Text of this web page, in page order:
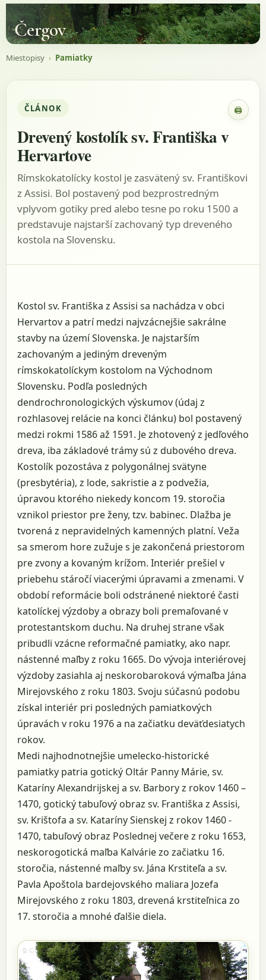
Čergov
Miestopisy › Pamiatky
ČLÁNOK 🖨
Drevený kostolík sv. Františka v
Hervartove
Rímskokatolícky kostol je zasvätený sv. Františkovi
z Assisi. Bol postavený pod bezprostredným
vplyvom gotiky pred alebo tesne po roku 1500 a
predstavuje najstarší zachovaný typ dreveného
kostola na Slovensku.
Kostol sv. Františka z Assisi sa nachádza v obci
Hervartov a patrí medzi najvzácnejšie sakrálne
stavby na území Slovenska. Je najstarším
zachovaným a jediným dreveným
rímskokatolíckym kostolom na Východnom
Slovensku. Podľa posledných
dendrochronologických výskumov (údaj z
rozhlasovej relácie na konci článku) bol postavený
medzi rokmi 1586 až 1591. Je zhotovený z jedľového
dreva, iba základové trámy sú z dubového dreva.
Kostolík pozostáva z polygonálnej svätyne
(presbytéria), z lode, sakristie a z podvežia,
úpravou ktorého niekedy koncom 19. storočia
vznikol priestor pre ženy, tzv. babinec. Dlažba je
tvorená z nepravidelných kamenných platní. Veža
sa smerom hore zužuje s je zakončená priestorom
pre zvony a kovaným krížom. Interiér prešiel v
priebehu stáročí viacerými úpravami a zmenami. V
období reformácie boli odstránené niektoré časti
katolíckej výzdoby a obrazy boli premaľované v
protestantskom duchu. Na druhej strane však
pribudli vzácne reformačné pamiatky, ako napr.
nástenné maľby z roku 1665. Do vývoja interiérovej
výzdoby zasiahla aj neskorobaroková výmaľba Jána
Mirejovského z roku 1803. Svoju súčasnú podobu
získal interiér pri posledných pamiatkových
úpravách v roku 1976 a na začiatku deväťdesiatych
rokov.
Medi najhodnotnejšie umelecko-historické
pamiatky patria gotický Oltár Panny Márie, sv.
Kataríny Alexandrijskej a sv. Barbory z rokov 1460 –
1470, gotický tabuľový obraz sv. Františka z Assisi,
sv. Krištofa a sv. Kataríny Sienskej z rokov 1460 -
1470, tabuľový obraz Poslednej večere z roku 1653,
neskorogotická maľba Kalvárie zo začiatku 16.
storočia, nástenné maľby sv. Jána Krstiteľa a sv.
Pavla Apoštola bardejovského maliara Jozefa
Mirejovského z roku 1803, drevená krstiteľnica zo
17. storočia a mnohé ďalšie diela.